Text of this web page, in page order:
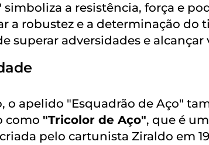
simboliza a resistência, força e
a robustez e a determinação do
superar adversidades e
apelido "Esquadrão de Aço"
como "Tricolor de Aço", que é
pelo cartunista Ziraldo em